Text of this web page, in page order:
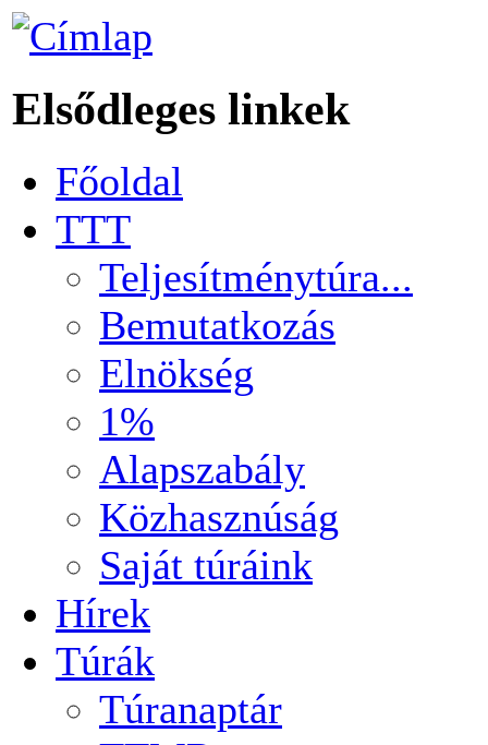
Elsődleges linkek
Főoldal
TTT
Teljesítménytúra...
Bemutatkozás
Elnökség
1%
Alapszabály
Közhasznúság
Saját túráink
Hírek
Túrák
Túranaptár